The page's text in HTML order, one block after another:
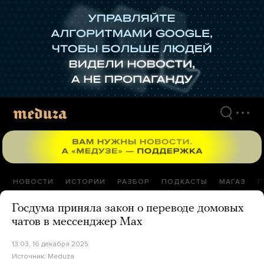
НОВОСТИ ИСТОРИИ РАЗБОР ПОДКАСТЫ МАГАЗ
Госдума приняла закон о переводе домовых
чатов в мессенджер Max
13:03, 16 декабря 2025
Источник: Meduza